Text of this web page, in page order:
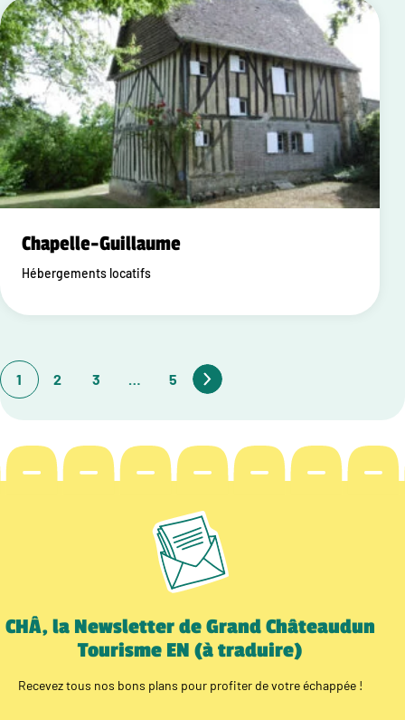
Chapelle-Guillaume
Hébergements locatifs
1 2 3 … 5
CHÂ, la Newsletter de Grand Châteaudun
Tourisme EN (à traduire)
Recevez tous nos bons plans pour profiter de votre échappée !